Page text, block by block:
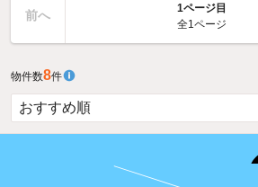
前へ
1ページ目
全1ページ
物件数8件